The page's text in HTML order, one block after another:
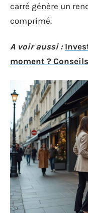
carré génère un
comprimé.
A voir aussi :
moment ?